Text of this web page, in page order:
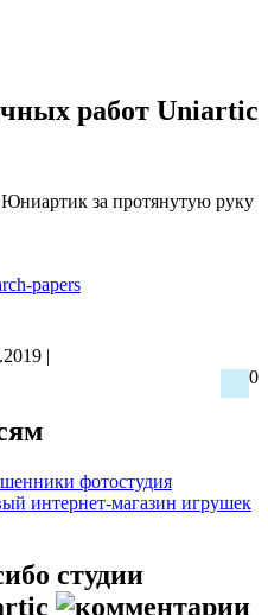
работ Uniartic
за протянутую руку
papers
|
0
фотостудия
интернет-магазин игрушек
студии